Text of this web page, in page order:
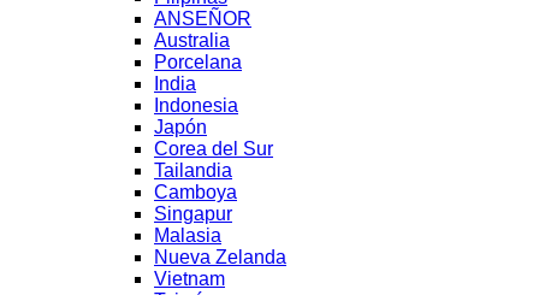
ANSEÑOR
Australia
Porcelana
India
Indonesia
Japón
Corea del Sur
Tailandia
Camboya
Singapur
Malasia
Nueva Zelanda
Vietnam